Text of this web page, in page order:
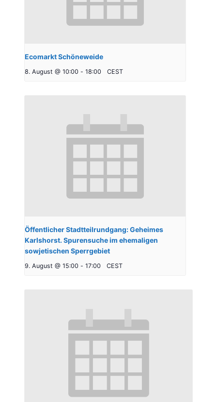
Ecomarkt Schöneweide
8. August @ 10:00 - 18:00 CEST
Öffentlicher Stadtteilrundgang: Geheimes
Karlshorst. Spurensuche im ehemaligen
sowjetischen Sperrgebiet
9. August @ 15:00 - 17:00 CEST